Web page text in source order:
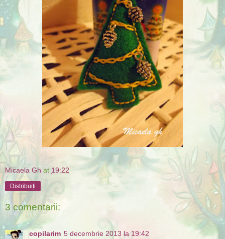
Micaela Gh at 19:22
Distribuiți
3 comentarii:
copilarim 5 decembrie 2013 la 19:42